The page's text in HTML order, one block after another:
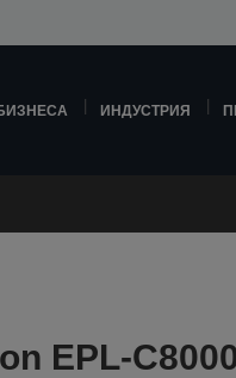
ИНДУСТРИЯ
EPL-